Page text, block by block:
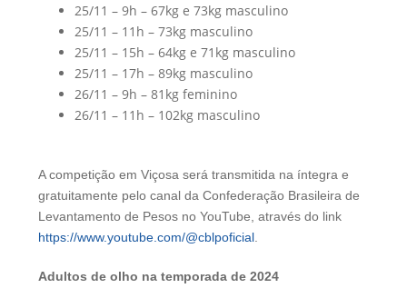
25/11 – 9h – 67kg e 73kg masculino
25/11 – 11h – 73kg masculino
25/11 – 15h – 64kg e 71kg masculino
25/11 – 17h – 89kg masculino
26/11 – 9h – 81kg feminino
26/11 – 11h – 102kg masculino
A competição em Viçosa será transmitida na íntegra e
gratuitamente pelo canal da Confederação Brasileira de
Levantamento de Pesos no YouTube, através do link
https://www.youtube.com/@cblpoficial
Adultos de olho na temporada de 2024